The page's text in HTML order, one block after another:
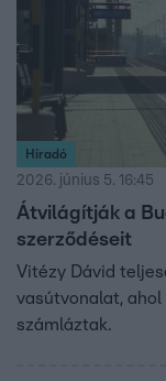
Híradó
2026. június 5. 16:45
Átvilágítják a
szerződéseit
Vitézy Dávid
vasútvonalat,
számláztak.